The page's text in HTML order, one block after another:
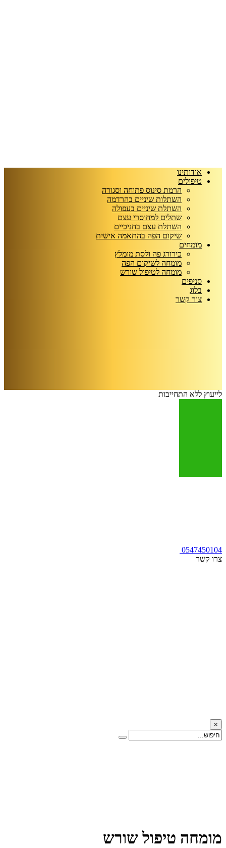
אודותינו
טיפולים
הרמת סינוס פתוחה וסגורה
השתלות שיניים בהרדמה
השתלת שיניים בעפולה
שתלים למחוסרי עצם
השתלת עצם בחניכיים
שיקום הפה בהתאמה אישית
מומחים
כירורג פה ולסת מומלץ
מומחה לשיקום הפה
מומחה לטיפול שורש
סניפים
בלוג
צור קשר
לייעוץ ללא התחייבות
0547450104
צרו קשר
×
מומחה טיפול שורש